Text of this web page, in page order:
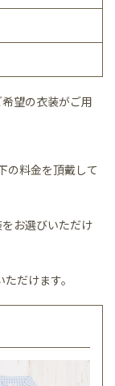
望の衣装がご用
の料金を頂戴して
お選びいただけ
だけます。